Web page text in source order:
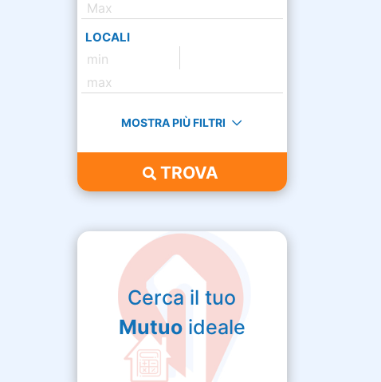
LOCALI
MOSTRA PIÙ FILTRI
TROVA
Cerca il tuo
Mutuoideale